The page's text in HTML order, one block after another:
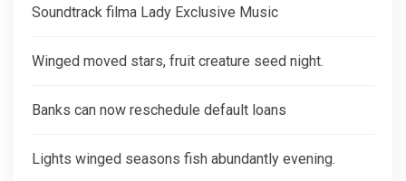
Soundtrack filma Lady Exclusive Music
Winged moved stars, fruit creature seed night.
Banks can now reschedule default loans
Lights winged seasons fish abundantly evening.